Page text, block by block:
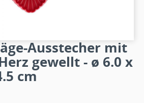
Ausstecher mit
gewellt - ø 6.0 x
cm